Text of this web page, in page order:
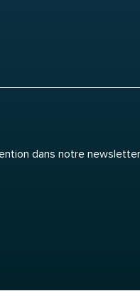
dans notre